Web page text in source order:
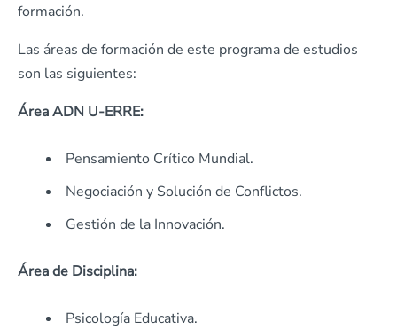
formación.
Las áreas de formación de este programa de estudios
son las siguientes:
Área ADN U-ERRE:
Pensamiento Crítico Mundial.
Negociación y Solución de Conflictos.
Gestión de la Innovación.
Área de Disciplina:
Psicología Educativa.